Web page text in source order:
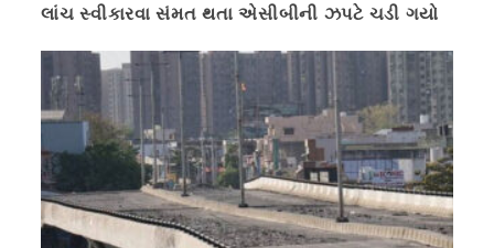
લાંચ સ્વીકારવા સંમત થતા એસીબીની ઝપટે ચડી ગયો